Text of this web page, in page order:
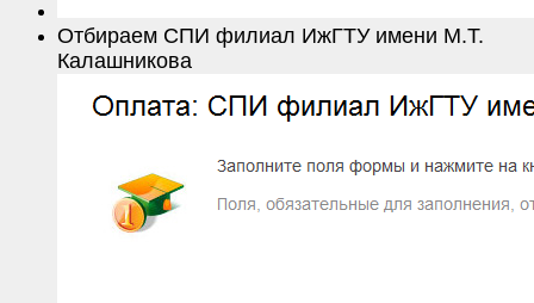
Отбираем СПИ филиал ИжГТУ имени М.Т.
Калашникова